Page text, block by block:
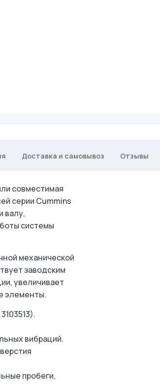
Доставка и самовывоз Отзывы
совместимая
серии Cummins
валу,
системы
механической
заводским
увеличивает
элементы.
вибраций.
пробеги,